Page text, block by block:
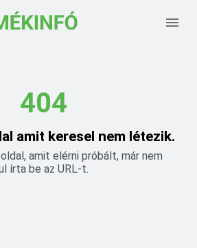
404
amit keresel nem létezik.
amit elérni próbált, már nem
írta be az URL-t.